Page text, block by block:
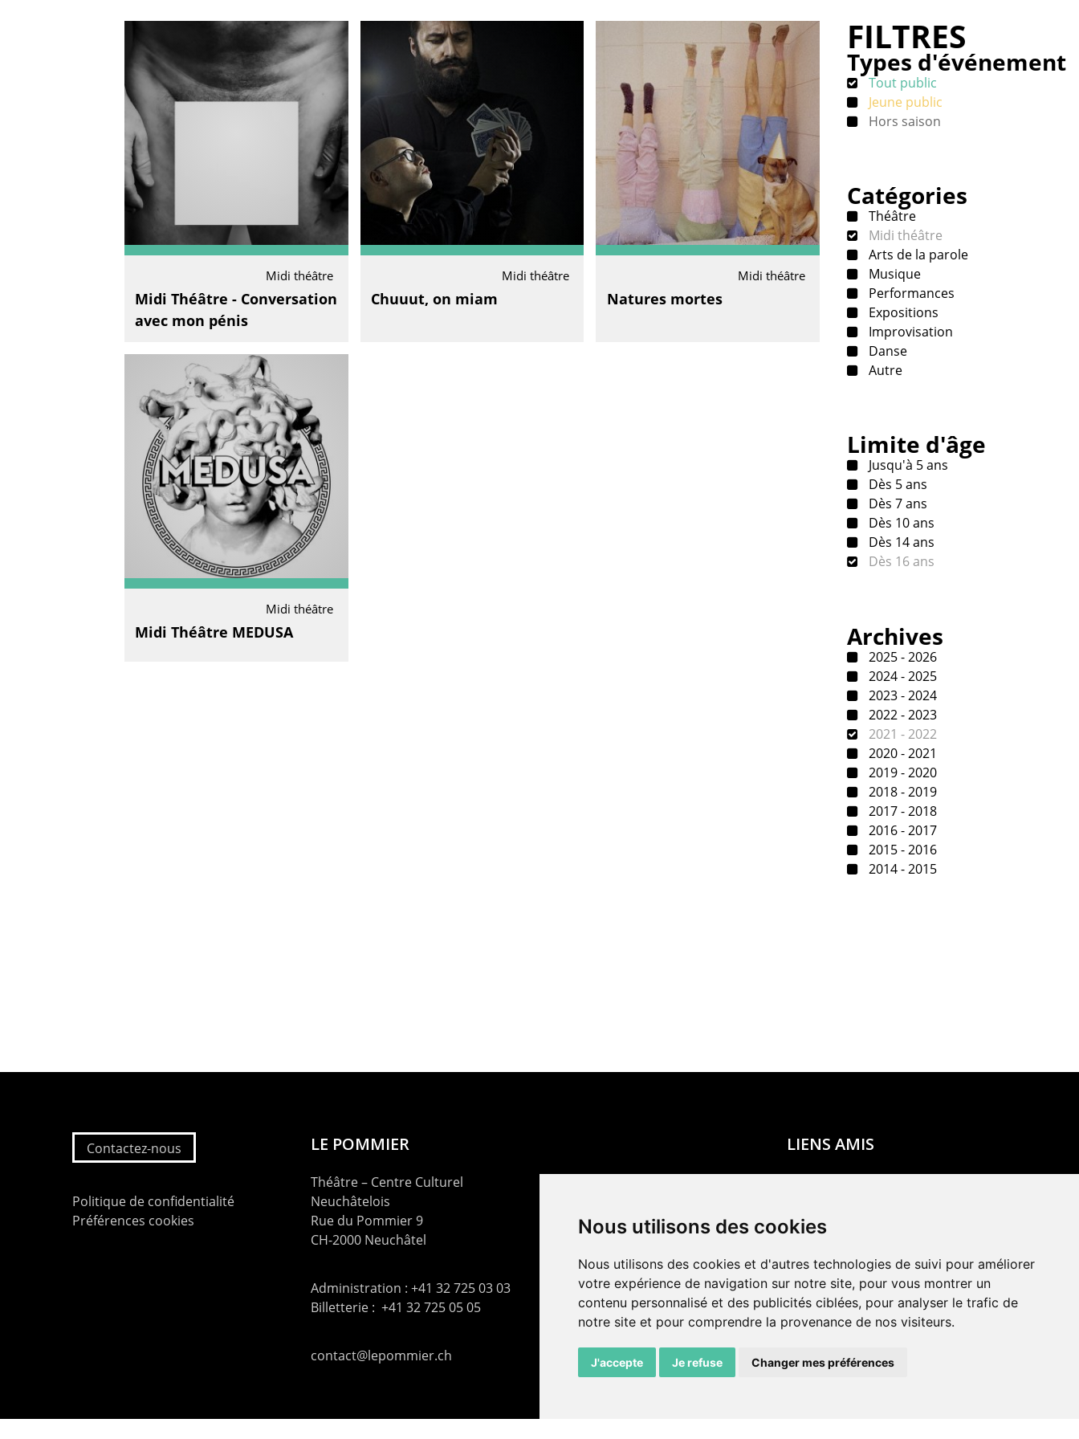
Nous utilisons des cookies
Nous utilisons des cookies et d'autres technologies de suivi pour améliorer
votre expérience de navigation sur notre site, pour vous montrer un
contenu personnalisé et des publicités ciblées, pour analyser le trafic de
notre site et pour comprendre la provenance de nos visiteurs.
J'accepte Je refuse Changer mes préférences
Midi théâtre
Midi Théâtre - Conversation
avec mon pénis
Midi théâtre
Chuuut, on miam
Midi théâtre
Natures mortes
Midi théâtre
Midi Théâtre MEDUSA
FILTRES
Types d'événement
Tout public
Jeune public
Hors saison
Catégories
Théâtre
Midi théâtre
Arts de la parole
Musique
Performances
Expositions
Improvisation
Danse
Autre
Limite d'âge
Jusqu'à 5 ans
Dès 5 ans
Dès 7 ans
Dès 10 ans
Dès 14 ans
Dès 16 ans
Archives
2025 - 2026
2024 - 2025
2023 - 2024
2022 - 2023
2021 - 2022
2020 - 2021
2019 - 2020
2018 - 2019
2017 - 2018
2016 - 2017
2015 - 2016
2014 - 2015
Contactez-nous
Politique de confidentialité
Préférences cookies
LE POMMIER
Théâtre – Centre Culturel
Neuchâtelois
Rue du Pommier 9
CH-2000 Neuchâtel
Administration : +41 32 725 03 03
Billetterie : +41 32 725 05 05
contact@lepommier.ch
LIENS AMIS